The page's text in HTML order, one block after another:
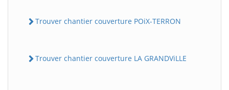
Trouver chantier couverture POiX-TERRON
Trouver chantier couverture LA GRANDViLLE